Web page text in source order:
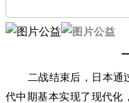
二战结束后，日本通
代中期基本实现了现代化